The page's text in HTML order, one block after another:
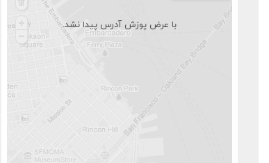
با عرض پوزش آدرس پیدا نشد.